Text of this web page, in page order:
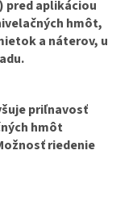
pred aplikáciou
hmôt,
a náterov, u
priľnavosť
hmôt
riedenie